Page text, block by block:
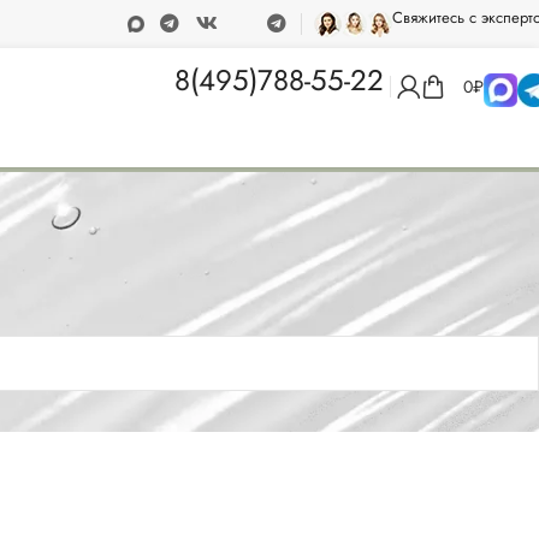
15 000 рублейПрограмма лояльности Свяжитесь с
8(495)788-55-22 0₽